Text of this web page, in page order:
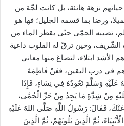
نزهة هانئة، بل كانت لجّة من
جميلا، ورضا بما قسمه الجليل؛ فها هو
تصيبه الحمّى حتّى يقطر الماء من
وحين ترقّ له القلوب داعية
الأشد ابتلاء، لتصاغ منها معاني
في درب اليقين، فعَنْ فَاطِمَةَ
عَلَيْهِ وَسَلَّمَ نَعُودُهُ فِي نِسَاءٍ، فَإِذَا
مِنْ شِدَّةِ مَا يَجِدُ مِنْ حَرِّ الْحُمَّى،
فَقَالَ: رَسُولُ اللَّهِ صَلَّى اللهُ عَلَيْهِ
ثُمَّ الَّذِينَ يَلُونَهُمْ، ثُمَّ الَّذِينَ